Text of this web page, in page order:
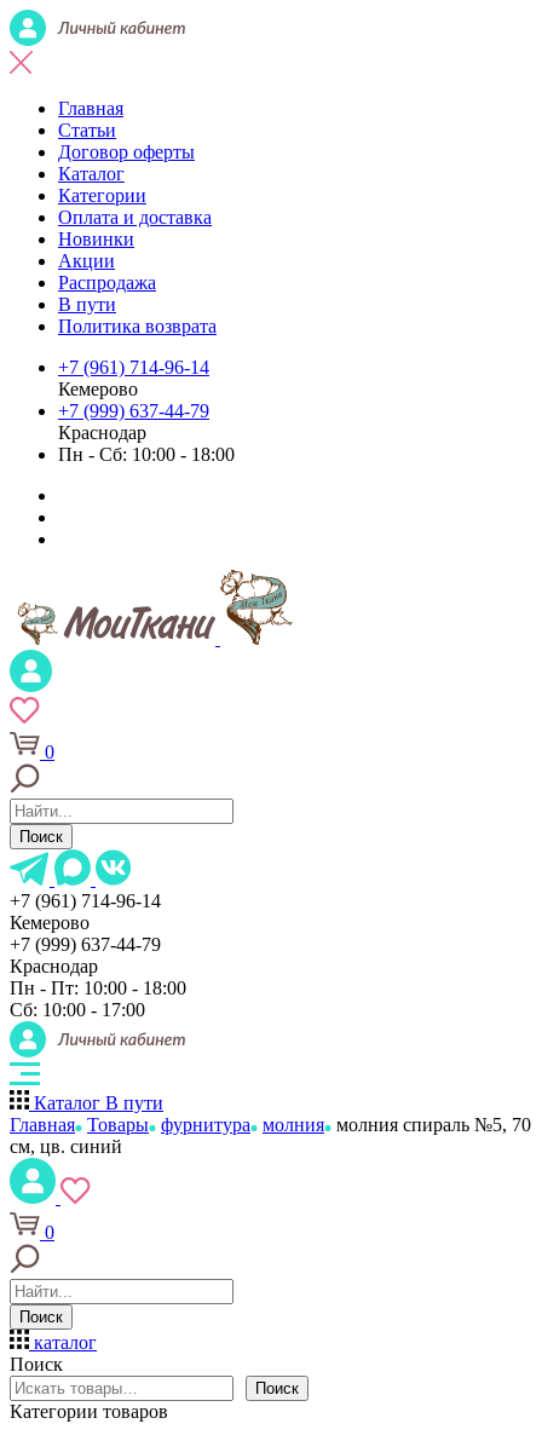
Главная
Статьи
Договор оферты
Каталог
Категории
Оплата и доставка
Новинки
Акции
Распродажа
В пути
Политика возврата
+7 (961) 714-96-14
Кемерово
+7 (999) 637-44-79
Краснодар
Пн - Сб: 10:00 - 18:00
0
Поиск
+7 (961) 714-96-14
Кемерово
+7 (999) 637-44-79
Краснодар
Пн - Пт: 10:00 - 18:00
Сб: 10:00 - 17:00
Каталог В пути
Главная Товары фурнитура молния молния спираль №5, 70
см, цв. синий
0
Поиск
каталог
Поиск
Поиск
Категории товаров